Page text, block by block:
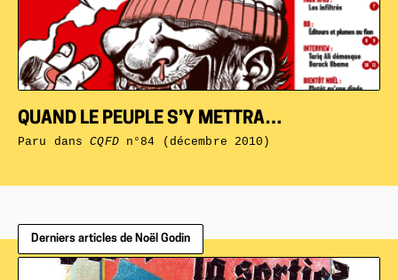
QUAND LE PEUPLE S’Y METTRA…
Paru dansCQFDn°84 (décembre 2010)
Derniers articles de Noël Godin